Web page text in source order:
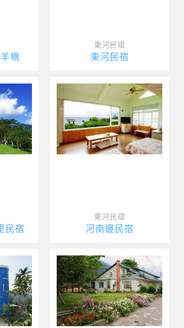
橋
東河民宿
東河民宿
民宿
東河民宿
河南邊民宿